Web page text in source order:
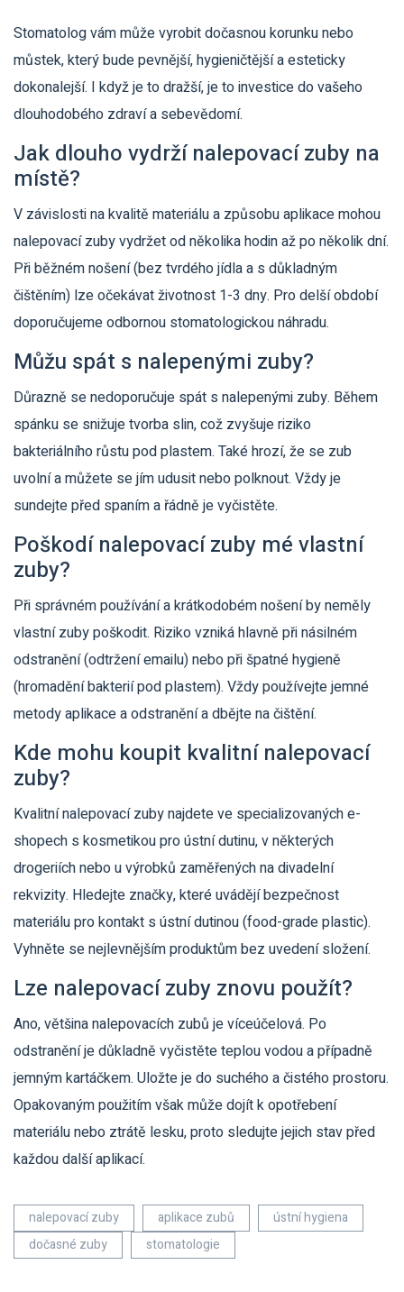
Stomatolog vám může vyrobit dočasnou korunku nebo
můstek, který bude pevnější, hygieničtější a esteticky
dokonalejší. I když je to dražší, je to investice do vašeho
dlouhodobého zdraví a sebevědomí.
Jak dlouho vydrží nalepovací zuby na
místě?
V závislosti na kvalitě materiálu a způsobu aplikace mohou
nalepovací zuby vydržet od několika hodin až po několik dní.
Při běžném nošení (bez tvrdého jídla a s důkladným
čištěním) lze očekávat životnost 1-3 dny. Pro delší období
doporučujeme odbornou stomatologickou náhradu.
Můžu spát s nalepenými zuby?
Důrazně se nedoporučuje spát s nalepenými zuby. Během
spánku se snižuje tvorba slin, což zvyšuje riziko
bakteriálního růstu pod plastem. Také hrozí, že se zub
uvolní a můžete se jím udusit nebo polknout. Vždy je
sundejte před spaním a řádně je vyčistěte.
Poškodí nalepovací zuby mé vlastní
zuby?
Při správném používání a krátkodobém nošení by neměly
vlastní zuby poškodit. Riziko vzniká hlavně při násilném
odstranění (odtržení emailu) nebo při špatné hygieně
(hromadění bakterií pod plastem). Vždy používejte jemné
metody aplikace a odstranění a dbějte na čištění.
Kde mohu koupit kvalitní nalepovací
zuby?
Kvalitní nalepovací zuby najdete ve specializovaných e-
shopech s kosmetikou pro ústní dutinu, v některých
drogeriích nebo u výrobků zaměřených na divadelní
rekvizity. Hledejte značky, které uvádějí bezpečnost
materiálu pro kontakt s ústní dutinou (food-grade plastic).
Vyhněte se nejlevnějším produktům bez uvedení složení.
Lze nalepovací zuby znovu použít?
Ano, většina nalepovacích zubů je víceúčelová. Po
odstranění je důkladně vyčistěte teplou vodou a případně
jemným kartáčkem. Uložte je do suchého a čistého prostoru.
Opakovaným použitím však může dojít k opotřebení
materiálu nebo ztrátě lesku, proto sledujte jejich stav před
každou další aplikací.
nalepovací zuby aplikace zubů
ústní hygiena
dočasné zuby
stomatologie